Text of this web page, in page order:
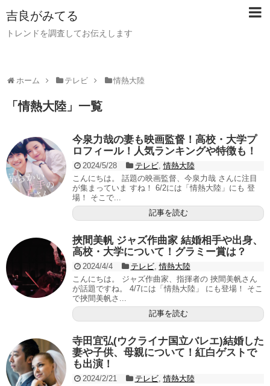
吉良がみてる
トレンドを調査してお伝えします
ホーム テレビ 情熱大陸
「情熱大陸 」 一覧
今泉力哉の妻も映画監督！高校・大学プ
ロフィール！人気ランキングや特徴も！
2024/5/28 テレビ,情熱大陸
こんにちは。 話題の映画監督、今泉力哉 さんに注目
が集まっていま すね！ 6/2には「情熱大陸」にも 登
場！ そこで...
記事を読む
挾間美帆 ジャズ作曲家 結婚相手や出身、
高校・大学について！グラミー賞は？
2024/4/4 テレビ,情熱大陸
こんにちは。 ジャズ作曲家、指揮者の 挾間美帆さん
が話題ですね。 4/7には「情熱大陸」 にも登場！ そこ
で挾間美帆さ...
記事を読む
寺田宜弘(ウクライナ国立バレエ)結婚した
妻や子供、母親について！紅白ゲストで
も出演！
2024/2/21 テレビ,情熱大陸